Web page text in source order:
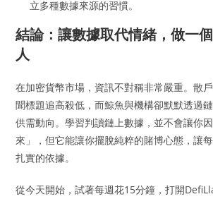
立多種數據來源的習慣。
結論：讓數據取代情緒，做一
人
在加密貨幣市場，資訊不對稱非常嚴重。散
聞標題追高殺低，而鯨魚與機構卻默默透過
供需動向。學習判讀鏈上數據，並不會讓你
來」，但它能讓你擺脫純粹的賭博心態，讓
扎實的依據。
從今天開始，試著每週花15分鐘，打開